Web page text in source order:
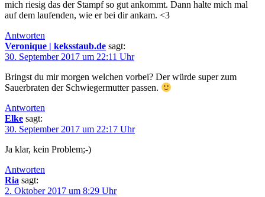
mich riesig das der Stampf so gut ankommt. Dann halte mich mal
auf dem laufenden, wie er bei dir ankam. <3
Antworten
Veronique | keksstaub.de sagt:
30. September 2017 um 22:11 Uhr
Bringst du mir morgen welchen vorbei? Der würde super zum
Sauerbraten der Schwiegermutter passen.
Antworten
Elke sagt:
30. September 2017 um 22:17 Uhr
Ja klar, kein Problem;-)
Antworten
Ria sagt:
2. Oktober 2017 um 8:29 Uhr